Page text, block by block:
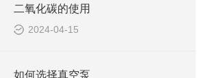
二氧化碳的使用
2024-04-15
如何选择真空泵